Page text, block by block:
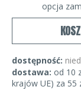
opcja
dostępność:
dostawa: od 10
krajów UE) za 55